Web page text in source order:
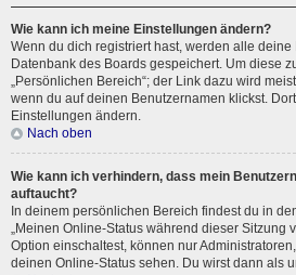
Wie kann ich meine Einstellungen ändern?
Wenn du dich registriert hast, werden alle
Datenbank des Boards gespeichert. Um diese
„Persönlichen Bereich“; der Link dazu wird
wenn du auf deinen Benutzernamen klickst.
Einstellungen ändern.
Nach oben
Wie kann ich verhindern, dass mein
auftaucht?
In deinem persönlichen Bereich findest du in
„Meinen Online-Status während dieser Sitzung
Option einschaltest, können nur
deinen Online-Status sehen. Du wirst dann als